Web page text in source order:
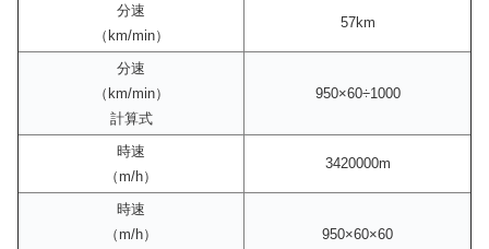
分速
（km/min）
57km
分速
（km/min）
計算式
950×60÷1000
時速
（m/h）
3420000m
時速
（m/h）
950×60×60